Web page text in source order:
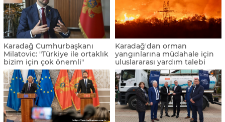
Karadağ Cumhurbaşkanı
Milatovic: "Türkiye ile ortaklık
bizim için çok önemli"
Karadağ'dan orman
yangınlarına müdahale için
uluslararası yardım talebi